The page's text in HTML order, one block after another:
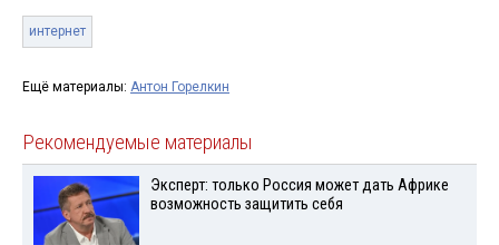
интернет
Ещё материалы: Антон Горелкин
Рекомендуемые материалы
Эксперт: только Россия может дать Африке
возможность защитить себя